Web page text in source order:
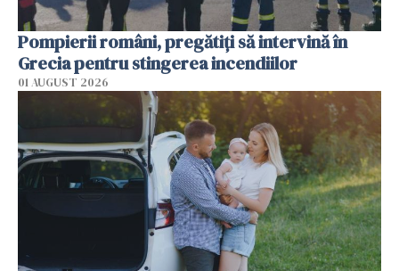
Pompierii români, pregătiţi să intervină în
Grecia pentru stingerea incendiilor
01 AUGUST 2026